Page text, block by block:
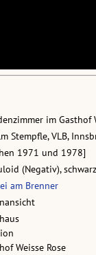
im
Stempfle, VLB,
1971 und 1978]
(Negativ),
am Brenner
Weisse Rose